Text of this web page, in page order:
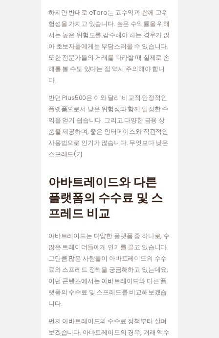
하지만 반대로 eToro는 고수익과 함께 고위
험성을 가지고 있습니다. 높은 수익률을 위해
서는 높은 위험도를 감수해야 하는 경우가 많
아 초보자들에게는 부담스러울 수 있습니다.
또한 전문가들의 거래를 따라할 때 실제로 손
해를 볼 수도 있다는 점 역시 주의해야 합니
다.
반면 Plus500은 이와 달리 비교적 안정적인
플랫폼으로서 낮은 위험성과 함께 일정한 수
익을 얻기 쉽습니다. 그리고 다양한 금융 상
품을 제공하며, 좋은 인터페이스와 직관적인
사용법으로 인기가 많습니다. 무엇보다 낮은
스프레드(거
아바트레이드와 다른
플랫폼의 수수료 및 스
프레드 비교
아바트레이드는 다양한 플랫폼 중 하나로, 수
많은 트레이더들에게 인기를 끌고 있습니다.
그만큼 많은 사람들이 아바트레이드의 수수
료와 스프레드 정책을 궁금해하고 있는데요,
이번 콘텐츠에서는 아바트레이드와 다른 플
랫폼의 수수료 및 스프레드를 비교해보겠습
니다.
먼저 아바트레이드의 수수료 정책부터 살펴
보겠습니다. 아바트레이드의 경우, 거래 액수